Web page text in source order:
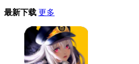
最新下载 更多